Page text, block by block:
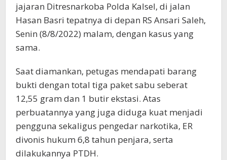
jajaran Ditresnarkoba Polda Kalsel, di jalan
Hasan Basri tepatnya di depan RS Ansari Saleh,
Senin (8/8/2022) malam, dengan kasus yang
sama.
Saat diamankan, petugas mendapati barang
bukti dengan total tiga paket sabu seberat
12,55 gram dan 1 butir ekstasi. Atas
perbuatannya yang juga diduga kuat menjadi
pengguna sekaligus pengedar narkotika, ER
divonis hukum 6,8 tahun penjara, serta
dilakukannya PTDH.